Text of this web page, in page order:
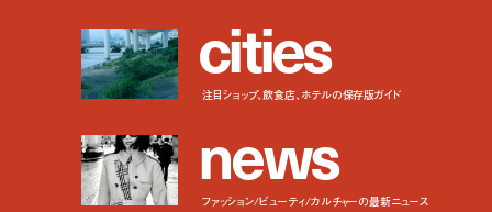
cities
注目ショップ、飲食店、ホテルの保存版ガイド
news
ファッション/ビューティ/カルチャーの最新ニュース